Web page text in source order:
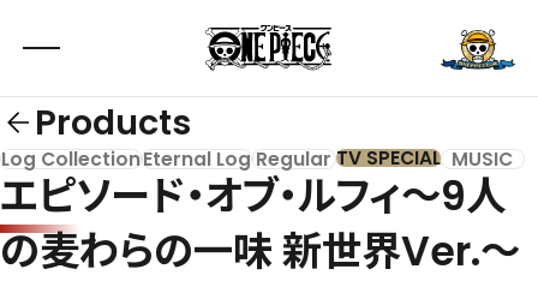
Products
Log CollectionEternal Log RegularTV SPECIAL MUSIC
エピソード・オブ・ルフィ～9人
の麦わらの一味 新世界Ver.～